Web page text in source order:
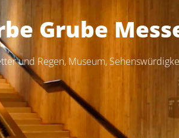
Grube
und Regen, Museum,